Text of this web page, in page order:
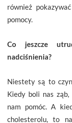
również
pomocy.
Co jeszcze
nadciśnienia?
Niestety są to
Kiedy boli nas
nam pomóc. A
cholesterolu, to